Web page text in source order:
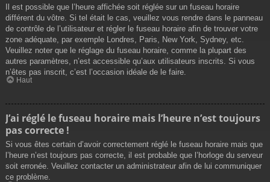
Il est possible que l’heure affichée soit réglée sur un fuseau horaire
différent du vôtre. Si tel était le cas, veuillez vous rendre dans le panneau
de contrôle de l’utilisateur et régler le fuseau horaire afin de trouver votre
zone adéquate, par exemple Londres, Paris, New York, Sydney, etc.
Veuillez noter que le réglage du fuseau horaire, comme la plupart des
autres paramètres, n’est accessible qu’aux utilisateurs inscrits. Si vous
n’êtes pas inscrit, c’est l’occasion idéale de le faire.
Haut
J’ai réglé le fuseau horaire mais l’heure n’est toujours
pas correcte !
Si vous êtes certain d’avoir correctement réglé le fuseau horaire mais que
l’heure n’est toujours pas correcte, il est probable que l’horloge du serveur
soit erronée. Veuillez contacter un administrateur afin de lui communiquer
ce problème.